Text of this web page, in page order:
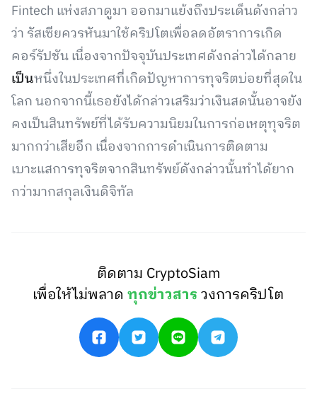
Fintech แห่งสภาดูมา ออกมาแย้งถึงประเด็นดังกล่าว
ว่า รัสเซียควรหันมาใช้คริปโตเพื่อลดอัตราการเกิด
คอร์รัปชัน เนื่องจากปัจจุบันประเทศดังกล่าวได้กลาย
เป็นหนึ่งในประเทศที่เกิดปัญหาการทุจริตบ่อยที่สุดใน
โลก นอกจากนี้เธอยังได้กล่าวเสริมว่าเงินสดนั้นอาจยัง
คงเป็นสินทรัพย์ที่ได้รับความนิยมในการก่อเหตุทุจริต
มากกว่าเสียอีก เนื่องจากการดำเนินการติดตาม
เบาะแสการทุจริตจากสินทรัพย์ดังกล่าวนั้นทำได้ยาก
กว่ามากสกุลเงินดิจิทัล
ติดตาม CryptoSiam
เพื่อให้ไม่พลาดทุกข่าวสารวงการคริปโต